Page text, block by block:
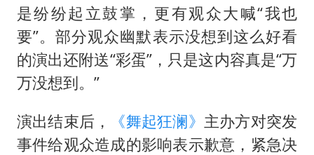
是纷纷起立鼓掌，更有观众大喊“我也
要”。部分观众幽默表示没想到这么好看
的演出还附送“彩蛋”，只是这内容真是“万
万没想到。”
演出结束后，
《舞起狂澜》 主办方对突发
事件给观众造成的影响表示歉意，紧急决